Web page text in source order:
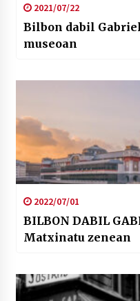
2021/07/22
Bilbon dabil Gabriel Aresti:
museoan
2022/07/01
BILBON DABIL GABRIEL ARESTI: Bilbo
Matxinatu zenean